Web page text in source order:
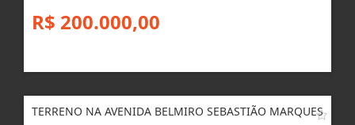
R$ 200.000,00
TERRENO NA AVENIDA BELMIRO SEBASTIÃO MARQUES